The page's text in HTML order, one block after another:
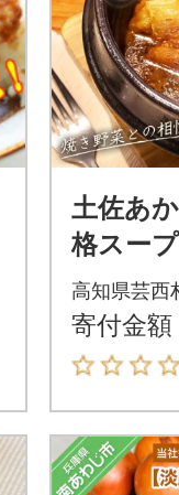
土佐あ
格スー
ット レ
ープ仕
2】
高知県芸西
寄付金額